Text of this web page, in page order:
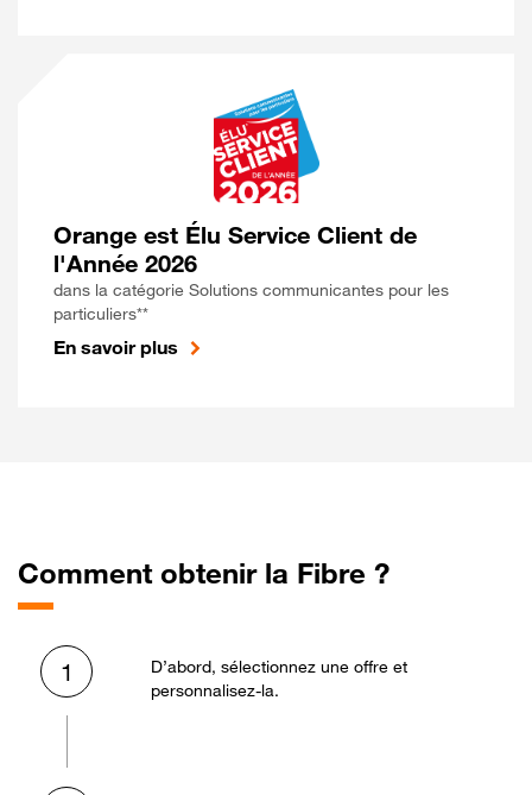
Orange est Élu Service Client de
l'Année 2026
dans la catégorie Solutions communicantes pour les
particuliers**
En savoir plus
Comment obtenir la Fibre ?
1
D’abord, sélectionnez une offre et
personnalisez-la.